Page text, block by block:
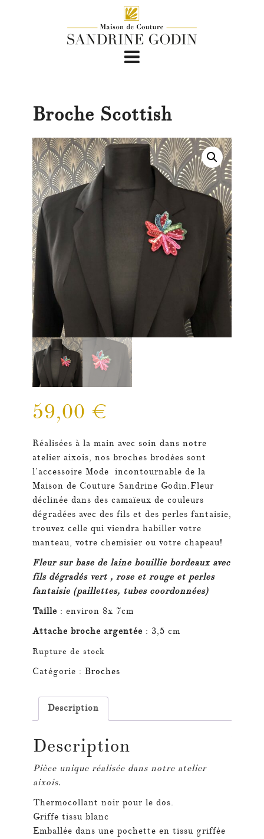
Broche Scottish
59,00 €
Réalisées à la main avec soin dans notre
atelier aixois, nos broches brodées sont
l’accessoire Mode incontournable de la
Maison de Couture Sandrine Godin.Fleur
déclinée dans des camaïeux de couleurs
dégradées avec des fils et des perles fantaisie,
trouvez celle qui viendra habiller votre
manteau, votre chemisier ou votre chapeau!
Fleur sur base de laine bouillie bordeaux avec
fils dégradés vert , rose et rouge et perles
fantaisie (paillettes, tubes coordonnées)
Taille : environ 8x 7cm
Attache broche argentée : 3,5 cm
Rupture de stock
Catégorie : Broches
Description
Description
Pièce unique réalisée dans notre atelier
aixois.
Thermocollant noir pour le dos.
Griffe tissu blanc
Emballée dans une pochette en tissu griffée